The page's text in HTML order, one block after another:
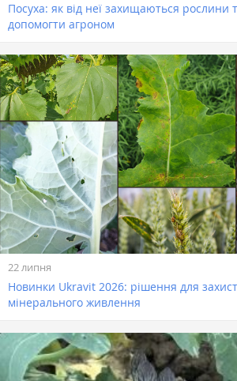
Посуха: як від неї захищаються рослини
допомогти агроном
22 липня
Новинки Ukravit 2026: рішення для
мінерального живлення